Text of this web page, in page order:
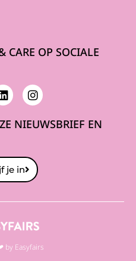
CARE OP SOCIALE
NIEUWSBRIEF EN
je in
by Easyfairs